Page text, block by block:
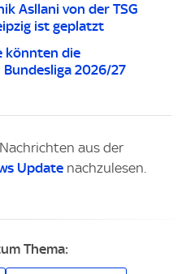
Asllani von der TSG
ist geplatzt
könnten die
2026/27
aus der
Update nachzulesen.
Thema: